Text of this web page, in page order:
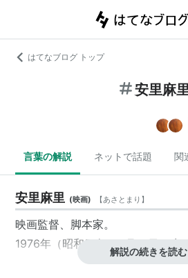
はてなブログ トップ
安里麻
言葉の解説 ネットで話題 関
安里麻里 (映画) 【あさとまり 】
映画監督、 脚本家。
1976年（昭和51年）3月14日、生
解説の続きを読む